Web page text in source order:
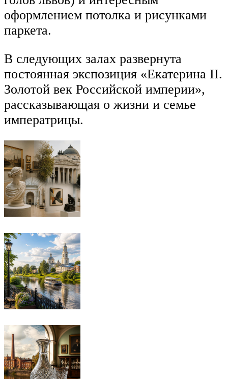
оформлением потолка и рисунками
паркета.
В следующих залах развернута
постоянная экспозиция «Екатерина II.
Золотой век Российской империи»,
рассказывающая о жизни и семье
императрицы.